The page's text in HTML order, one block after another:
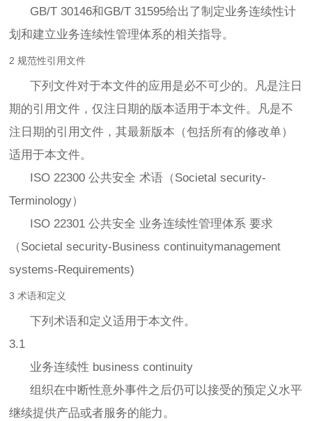
GB/T 30146和GB/T 31595给出了制定业务连续性计
划和建立业务连续性管理体系的相关指导。
2 规范性引用文件
下列文件对于本文件的应用是必不可少的。凡是注日
期的引用文件，仅注日期的版本适用于本文件。凡是不
注日期的引用文件，其最新版本（包括所有的修改单）
适用于本文件。
ISO 22300 公共安全 术语（Societal security-
Terminology）
ISO 22301 公共安全 业务连续性管理体系 要求
（Societal security-Business continuitymanagement
systems-Requirements)
3 术语和定义
下列术语和定义适用于本文件。
3.1
业务连续性 business continuity
组织在中断性意外事件之后仍可以接受的预定义水平
继续提供产品或者服务的能力。